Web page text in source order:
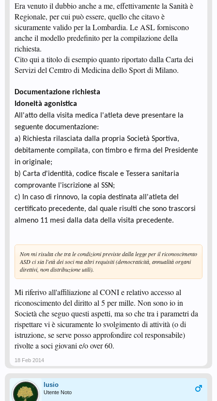
Era venuto il dubbio anche a me, effettivamente la Sanità è
Regionale, per cui può essere, quello che citavo è
sicuramente valido per la Lombardia. Le ASL forniscono
anche il modello predefinito per la compilazione della
richiesta.
Cito qui a titolo di esempio quanto riportato dalla Carta dei
Servizi del Cemtro di Medicina dello Sport di Milano.
Documentazione richiesta
Idoneità agonistica
All'atto della visita medica l'atleta deve presentare la
seguente documentazione:
a) Richiesta rilasciata dalla propria Società Sportiva,
debitamente compilata, con timbro e firma del Presidente
in originale;
b) Carta d'identità, codice fiscale e Tessera sanitaria
comprovante l'iscrizione al SSN;
c)
In caso di rinnovo, la copia destinata all'atleta del
certificato precedente, dal quale risulti che sono trascorsi
almeno 11 mesi dalla data della visita precedente.
Non mi risulta che tra le condizioni previste dalla legge per il riconoscimento
ASD ci sia l'età dei soci ma altri requisiti (democraticità, annualità organi
direttivi, nondistribuzioneutili).
Mi riferivo all'affiliazione al CONI e relativo accesso al
riconoscimento del diritto al 5 per mille. Non sono io in
Società che seguo questi aspetti, ma so che tra i parametri da
rispettare vi è sicuramente lo svolgimento di attività (o di
istruzione, se serve posso approfondire col responsabile)
rivolte a soci giovani e/o over 60.
18 Feb 2014
lusio
Utente Noto